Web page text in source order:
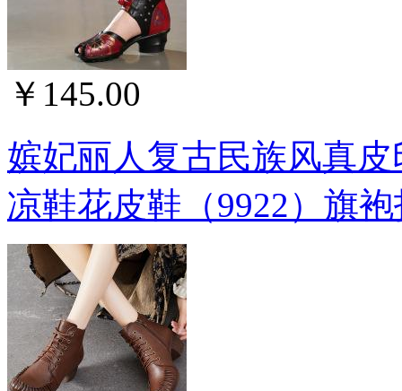
￥145.00
嫔妃丽人复古民族风真
凉鞋花皮鞋（9922）旗